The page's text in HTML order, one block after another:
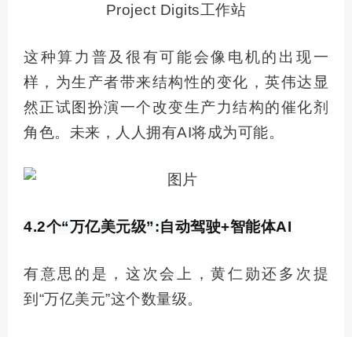
Project Digits工作站
这种算力普及很有可能会像电机的出现一
样，为生产者带来结构性的变化，英伟达显
然正试图扮演一个改变生产力结构的催化剂
角色。未来，人人拥有AI将成为可能。
4.2个“万亿美元级”:自动驾驶+智能体AI
有意思的是，这次会上，黄仁勋还多次提
到“万亿美元”这个数量级。